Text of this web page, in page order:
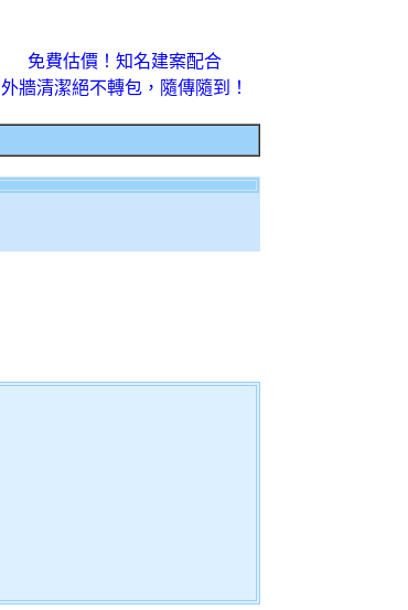
免費估價！知名建案配合
外牆清潔絕不轉包，隨傳隨到！